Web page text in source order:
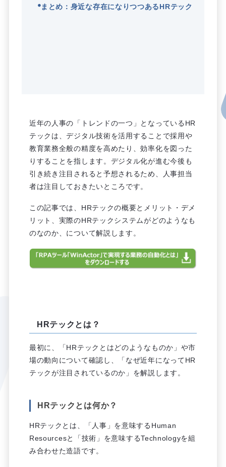
まとめ：身近な存在になりつつあるHRテック
近年の人事の「トレンドの一つ」となっているHR
テックは、デジタル技術を活用することで採用や
教育業務全般の精度を高めたり、効率化を図った
りすることを指します。デジタル化が進む今後も
引き続き注目されると予想されるため、人事担当
者は注目しておきたいところです。
この記事では、HRテックの概要とメリット・デメ
リット、実際のHRテックシステムがどのようなも
のなのか、について解説します。
HRテックとは？
最初に、「HRテックとはどのようなものか」や市
場の動向について確認し、「なぜ近年になってHR
テックが注目されているのか」を解説します。
HRテックとは何か？
HRテックとは、「人事」を意味するHuman
Resourcesと「技術」を意味するTechnologyを組
み合わせた造語です。